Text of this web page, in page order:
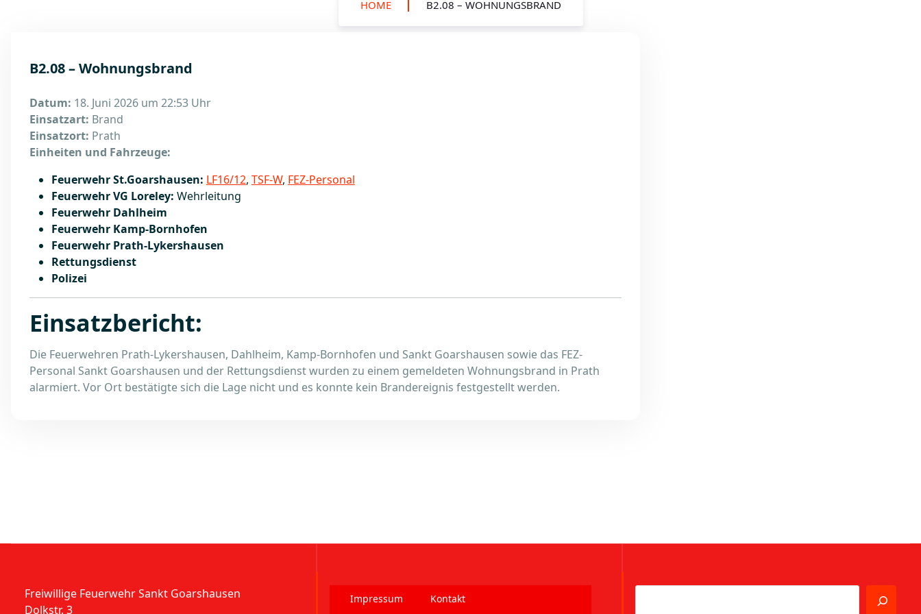
HOME B2.08 – WOHNUNGSBRAND
B2.08 – Wohnungsbrand
Datum: 18. Juni 2026 um 22:53 Uhr
Einsatzart: Brand
Einsatzort: Prath
Einheiten und Fahrzeuge:
Feuerwehr St.Goarshausen: LF16/12, TSF-W, FEZ-Personal
Feuerwehr VG Loreley: Wehrleitung
Feuerwehr Dahlheim
Feuerwehr Kamp-Bornhofen
Feuerwehr Prath-Lykershausen
Rettungsdienst
Polizei
Einsatzbericht:
Die Feuerwehren Prath-Lykershausen, Dahlheim, Kamp-Bornhofen und Sankt Goarshausen sowie das FEZ-
Personal Sankt Goarshausen und der Rettungsdienst wurden zu einem gemeldeten Wohnungsbrand in Prath
alarmiert. Vor Ort bestätigte sich die Lage nicht und es konnte kein Brandereignis festgestellt werden.
Freiwillige Feuerwehr Sankt Goarshausen
Dolkstr. 3
Impressum Kontakt